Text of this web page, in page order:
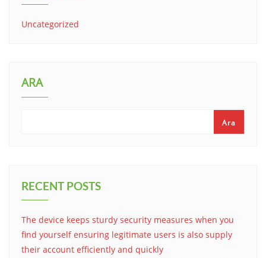
Uncategorized
ARA
Ara
RECENT POSTS
The device keeps sturdy security measures when you
find yourself ensuring legitimate users is also supply
their account efficiently and quickly